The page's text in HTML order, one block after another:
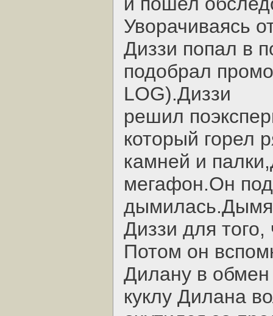
Уворачиваясь
Диззи попал в
подобрал
LOG).Диззи
решил
который горел
камней и
мегафон.Он
Диззи для
Потом он
Дилану в обмен
куклу Дилана